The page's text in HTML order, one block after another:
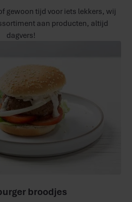
gewoon tijd voor iets lekkers, wij
aan producten, altijd
dagvers!
broodjes